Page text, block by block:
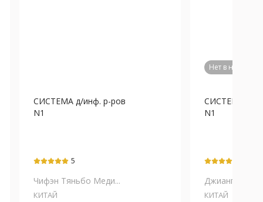
СИСТЕМА д/инф. р-ров
N1
5
Чифэн Тяньбо Меди...
КИТАЙ
Нет в наличии
СИСТЕМА д/
N1
Джиангкси
КИТАЙ